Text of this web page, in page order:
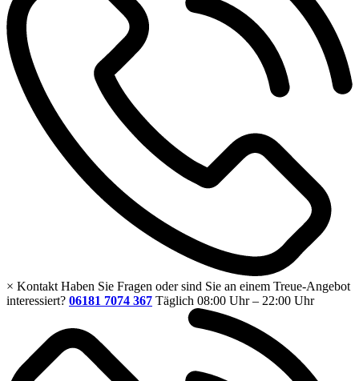
× Kontakt Haben Sie Fragen oder sind Sie an einem Treue-Angebot
interessiert? 06181 7074 367 Täglich 08:00 Uhr – 22:00 Uhr